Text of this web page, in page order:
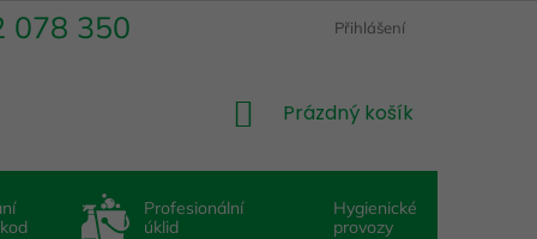
078 350 Přihlášení
NÁKUPNÍ
Prázdný košík
Profesionální
úklid
Hygienické
provozy